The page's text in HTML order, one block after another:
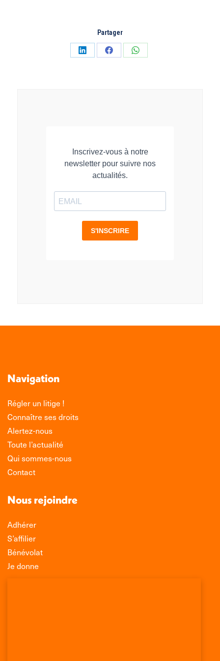
Partager
PartagerPartagerPartager
Navigation
Régler un litige !
Connaître ses droits
Alertez-nous
Toute l’actualité
Qui sommes-nous
Contact
Nous rejoindre
Adhérer
S’affilier
Bénévolat
Je donne